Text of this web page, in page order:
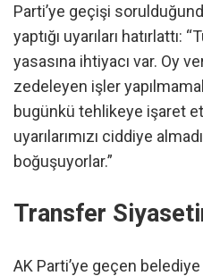
Parti’ye geçişi
yaptığı uyarıları hatırlattı:
yasasına ihtiyacı var. Oy
zedeleyen işler
bugünkü tehlikeye işaret
uyarılarımızı ciddiye
boğuşuyorlar.”
Transfer
AK Parti’ye geçen belediye